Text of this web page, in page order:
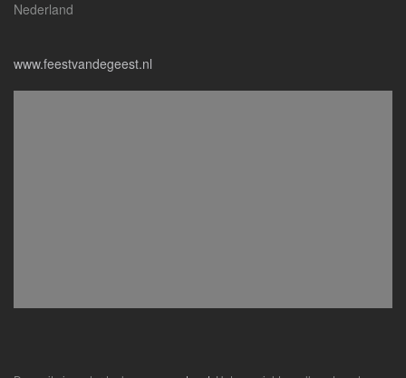
Nederland
www.feestvandegeest.nl